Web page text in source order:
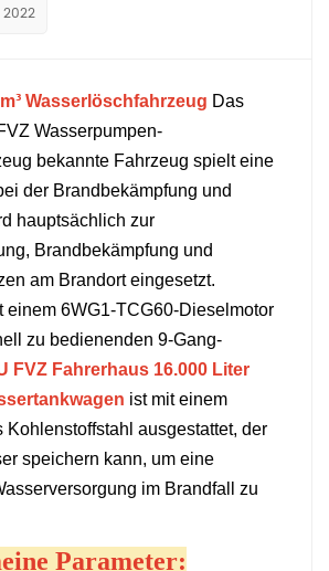
文 қазақ
မြန်မာ
2022
Wasserlöschfahrzeug Das
Wasserpumpen-
bekannte Fahrzeug spielt eine
der Brandbekämpfung und
hauptsächlich zur
Brandbekämpfung und
am Brandort eingesetzt.
einem 6WG1-TCG60-Dieselmotor
zu bedienenden 9-Gang-
FVZ Fahrerhaus 16.000 Liter
ist mit einem
Kohlenstoffstahl ausgestattet, der
speichern kann, um eine
im Brandfall zu
Parameter: